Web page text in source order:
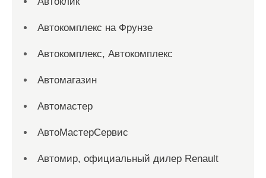
Автокомплекс на Фрунзе
Автокомплекс, Автокомплекс
Автомагазин
Автомастер
АвтоМастерСервис
Автомир, официальный дилер Renault